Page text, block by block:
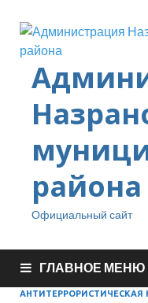
района
Официальный сайт
ГЛАВНОЕ МЕНЮ
АНТИТЕРРОРИСТИЧЕСКАЯ